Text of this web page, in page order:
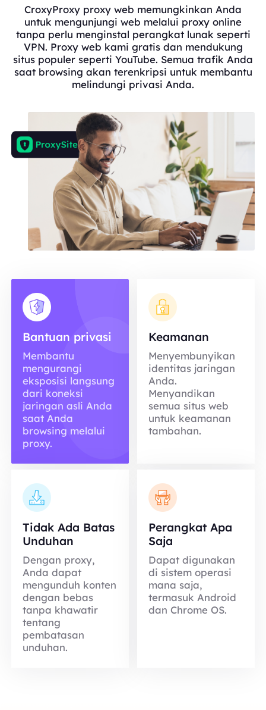
CroxyProxy proxy web memungkinkan Anda
untuk mengunjungi web melalui proxy online
tanpa perlu menginstal perangkat lunak seperti
VPN. Proxy web kami gratis dan mendukung
situs populer seperti YouTube. Semua trafik Anda
saat browsing akan terenkripsi untuk membantu
melindungi privasi Anda.
Bantuan privasi
Membantu
mengurangi
eksposisi langsung
dari koneksi
jaringan asli Anda
saat Anda
browsing melalui
proxy.
Keamanan
Menyembunyikan
identitas jaringan
Anda.
Menyandikan
semua situs web
untuk keamanan
tambahan.
Tidak Ada Batas
Unduhan
Dengan proxy,
Anda dapat
mengunduh konten
dengan bebas
tanpa khawatir
tentang
pembatasan
unduhan.
Perangkat Apa
Saja
Dapat digunakan
di sistem operasi
mana saja,
termasuk Android
dan Chrome OS.